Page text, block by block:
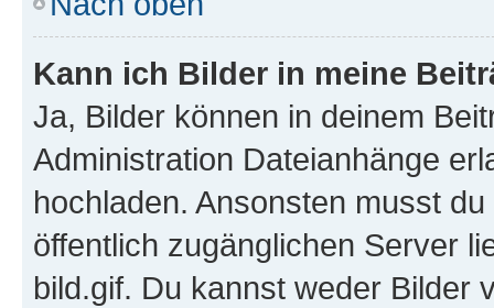
Kann ich Bilder in meine
Ja, Bilder können in deinem
Administration Dateianhänge
hochladen. Ansonsten musst
öffentlich zugänglichen Server
bild.gif. Du kannst weder Bilder